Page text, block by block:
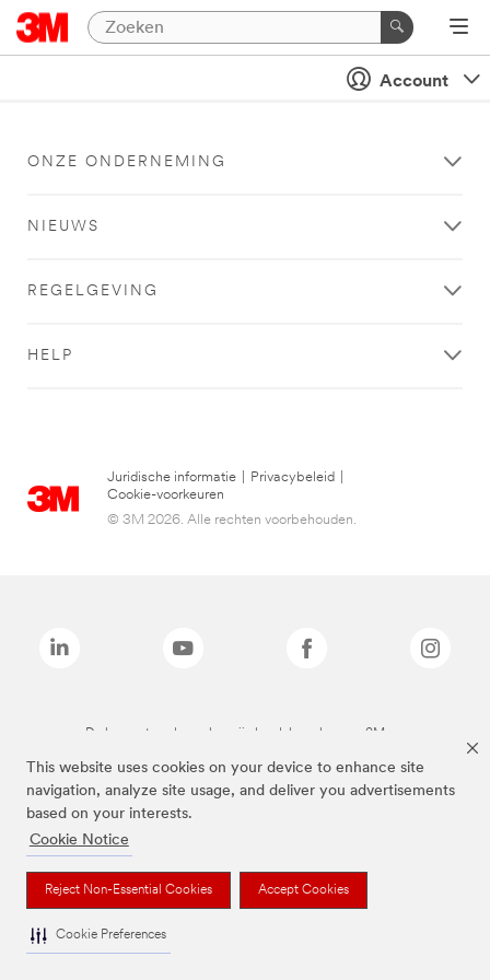
This website uses cookies on your device to enhance site
navigation, analyze site usage, and deliver you advertisements
based on your interests.
Cookie Notice
Reject Non-Essential Cookies Accept Cookies
Cookie Preferences
Account
ONZE ONDERNEMING
NIEUWS
REGELGEVING
HELP
Juridische informatie Privacybeleid
Cookie-voorkeuren
© 3M 2026. Alle rechten voorbehouden.
De bovenstaande merken zijn handelsmerken van 3M.we